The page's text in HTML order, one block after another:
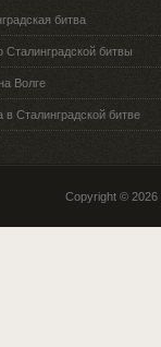
битва
Сталинградской битвы
Волге
в Сталинградской битве
Copyright © 2026